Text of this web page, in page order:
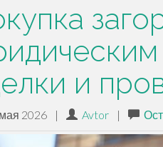
и
2026 | Avtor |